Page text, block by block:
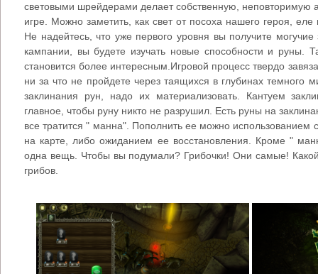
световыми шрейдерами делает собственную, неповторимую
игре. Можно заметить, как свет от посоха нашего героя,
Не надейтесь, что уже первого уровня вы получите
кампании, вы будете изучать новые способности и руны.
становится более интересным.Игровой процесс твердо
ни за что не пройдете через таящихся в глубинах темного
заклинания рун, надо их материализовать. Кантуем
главное, чтобы руну никто не разрушил. Есть руны на
все тратится " манна". Пополнить ее можно использованием
на карте, либо ожиданием ее восстановления. Кроме "
одна вещь. Чтобы вы подумали? Грибочки! Они самые!
грибов.